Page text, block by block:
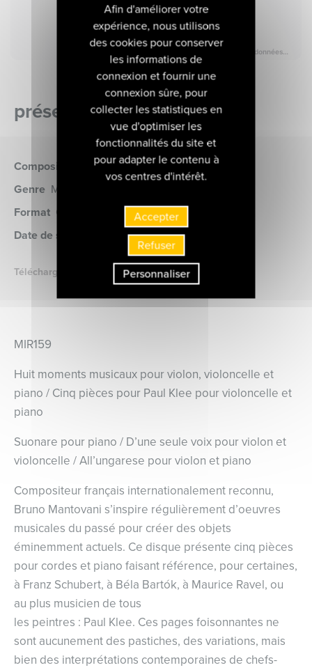
présentation de l'album
Compositeur
Mantovani
Genre Musique de chambre
Format CD
Date de sortie
29 avril 2013
Télécharger le livret
MIR159
Huit moments musicaux pour violon, violoncelle et
piano / Cinq pièces pour Paul Klee pour violoncelle et
piano
Suonare pour piano / D’une seule voix pour violon et
violoncelle / All’ungarese pour violon et piano
Compositeur français internationalement reconnu,
Bruno Mantovani s’inspire régulièrement d’oeuvres
musicales du passé pour créer des objets
éminemment actuels. Ce disque présente cinq pièces
pour cordes et piano faisant référence, pour certaines,
à Franz Schubert, à Béla Bartók, à Maurice Ravel, ou
au plus musicien de tous
les peintres : Paul Klee. Ces pages foisonnantes ne
sont aucunement des pastiches, des variations, mais
bien des interprétations contemporaines de chefs-
Afin d'améliorer votre
expérience, nous utilisons
des cookies pour conserver
les informations de
connexion et fournir une
connexion sûre, pour
collecter les statistiques en
vue d'optimiser les
fonctionnalités du site et
pour adapter le contenu à
vos centres d'intérêt.
Accepter
Refuser
Personnaliser